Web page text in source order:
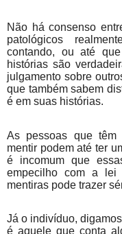
Não há consenso
patológicos
contando, ou até
histórias são
julgamento sobre
que também sabem
é em suas histórias.
As pessoas que têm
mentir podem até ter
é incomum que
empecilho com a lei
mentiras pode trazer
Já o indivíduo,
é aquele que conta